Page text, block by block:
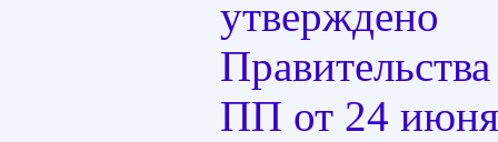
утверждено
ПП от 24 июня